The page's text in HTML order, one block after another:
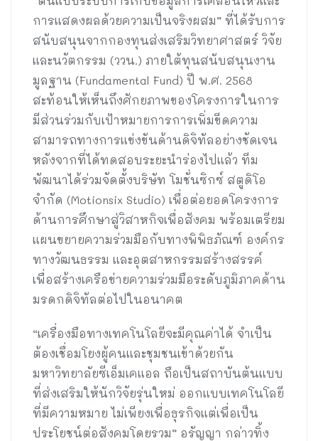
การแสดงผลด้วยความเป็นจริงผสม” ที่ได้รับการ
สนับสนุนจากกองทุนส่งเสริมวิทยาศาสตร์ วิจัย
และนวัตกรรม (ววน.) ภายใต้ทุนสนับสนุนงาน
มูลฐาน (Fundamental Fund) ปี พ.ศ. 2568
สะท้อนให้เห็นถึงศักยภาพของโครงการในการ
มีส่วนร่วมกับเป้าหมายการการเพิ่มขีดความ
สามารถทางการแข่งขันด้านดิจิทัลอย่างชัดเจน
หลังจากที่ได้ทดสอบระยะนำร่องไปแล้ว ทีม
พัฒนาได้ร่วมจัดตั้งบริษัท โมชั่นซิกซ์ สตูดิโอ
จำกัด (Motionsix Studio) เพื่อต่อยอดโครงการ
ด้านการศึกษาสู่วิสาหกิจเพื่อสังคม พร้อมเตรียม
แผนขยายความร่วมมือกับทางพิพิธภัณฑ์ องค์กร
ทางวัฒนธรรม และอุตสาหกรรมสร้างสรรค์
เพื่อสร้างเครือข่ายความร่วมมือระดับภูมิภาคด้าน
มรดกดิจิทัลต่อไปในอนาคต
“เครื่องมือทางเทคโนโลยีจะมีคุณค่าได้ จำเป็น
ต้องเชื่อมโยงผู้คนและชุมชนเข้าด้วยกัน
มหาวิทยาลัยซีเอ็มเคแอล ถือเป็นสถาบันต้นแบบ
ที่ส่งเสริมให้นักวิจัยรุ่นใหม่ ออกแบบเทคโนโลยี
ที่มีความหมาย ไม่เพียงเพื่อธุรกิจแต่เพื่อเป็น
ประโยชน์ต่อสังคมโดยรวม” อรัญญา กล่าวทิ้ง